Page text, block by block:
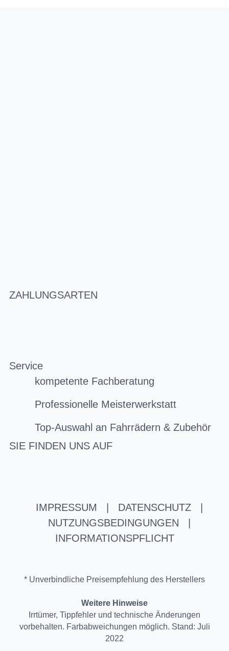
ZAHLUNGSARTEN
Service
kompetente Fachberatung
Professionelle Meisterwerkstatt
Top-Auswahl an Fahrrädern & Zubehör
SIE FINDEN UNS AUF
IMPRESSUM DATENSCHUTZ
NUTZUNGSBEDINGUNGEN
INFORMATIONSPFLICHT
* Unverbindliche Preisempfehlung des Herstellers
Weitere Hinweise
Irrtümer, Tippfehler und technische Änderungen
vorbehalten. Farbabweichungen möglich. Stand: Juli
2022